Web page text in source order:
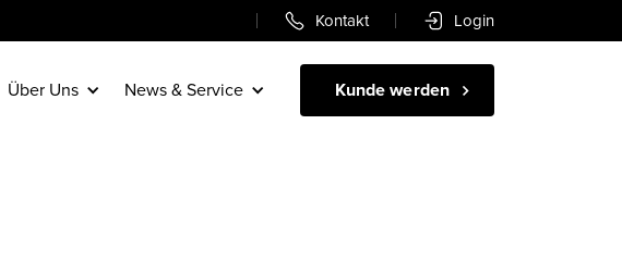
Kontakt Login
Über Uns News & Service Kunde werden